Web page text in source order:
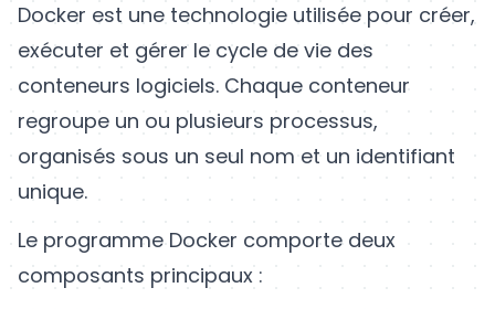
Docker est une technologie utilisée pour créer,
exécuter et gérer le cycle de vie des
conteneurs logiciels. Chaque conteneur
regroupe un ou plusieurs processus,
organisés sous un seul nom et un identifiant
unique.
Le programme Docker comporte deux
composants principaux :